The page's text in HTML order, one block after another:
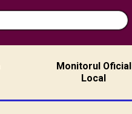
Monitorul Oficial
Local